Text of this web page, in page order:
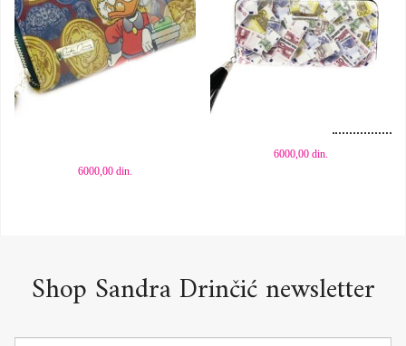
6000,00 din.
6000,00din.
Shop Sandra Drinčić newsletter